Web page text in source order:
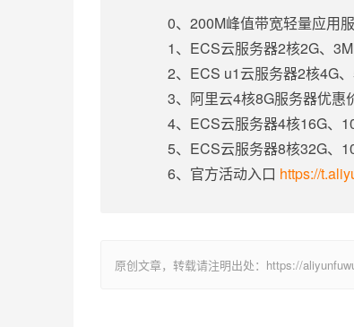
0、200M峰值带宽轻量应用
1、ECS云服务器2核2G、
2、ECS u1云服务器2核4G
3、阿里云4核8G服务器优惠
4、ECS云服务器4核16G、
5、ECS云服务器8核32G、
6、官方活动入口 https://
原创文章，转载请注明出处：https://